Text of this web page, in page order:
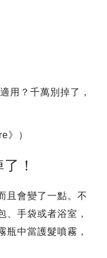
用？千萬別掉了，
》）
！
且會變了一點。不
、手袋或者浴室，
瓶中當護髮噴霧，